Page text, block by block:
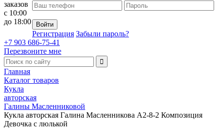
Регистрация Забыли пароль?
заказов
с 10:00
до 18:00
+7 903 686-75-41
Перезвоните мне
Главная
Каталог товаров
Кукла
авторская
Галины Масленниковой
Кукла авторская Галина Масленникова А2-8-2 Композиция
Девочка с люлькой